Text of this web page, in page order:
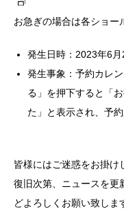
お急ぎの場合は各ショー
発生日時：2023年6
発生事象：予約カレ
る」を押下すると「
た」と表示され、予約
皆様にはご迷惑をお掛け
復旧次第、ニュースを更
どよろしくお願い致しま